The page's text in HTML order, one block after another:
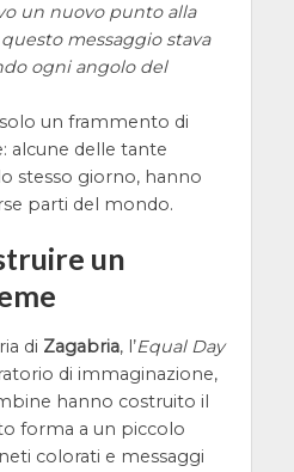
un nuovo punto alla
messaggio stava
ogni angolo del
un frammento di
alcune delle tante
stesso giorno, hanno
parti del mondo.
un
di Zagabria, l’Equal Day
di immaginazione,
hanno costruito il
forma a un piccolo
colorati e messaggi